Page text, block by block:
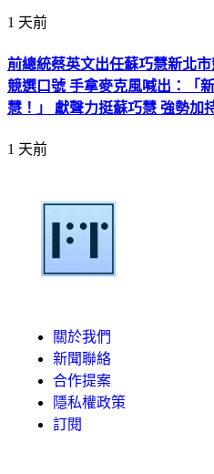
1 天前
前總統蔡英文出任蘇巧慧新北
競選口號 手拿麥克風喊出：「
慧！」 獻聲力挺蘇巧慧 強勢加
1 天前
關於我們
新聞聯絡
合作提案
隱私權政策
訂閱